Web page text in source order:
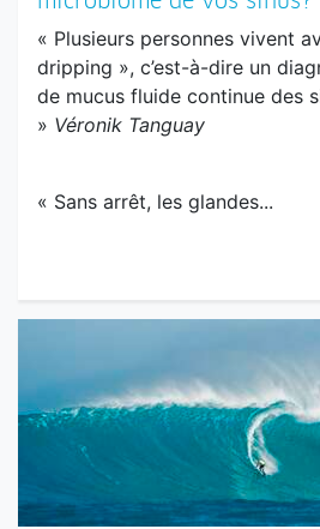
de mucus fluide continue des
» Véronik Tanguay
« Sans arrêt, les glandes...
Infusion de Sagesse : Tout
demande une autre